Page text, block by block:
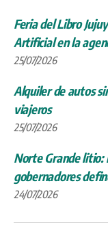
Feria del Libro
Artificial en la
25/07/2026
Alquiler de autos
viajeros
25/07/2026
Norte Grande litio:
gobernadores
24/07/2026